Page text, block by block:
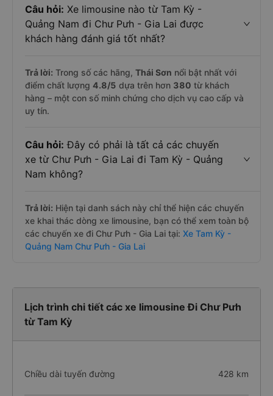
Câu hỏi: Xe limousine nào từ Tam Kỳ -
Quảng Nam đi Chư Pưh - Gia Lai được
khách hàng đánh giá tốt nhất?
Trả lời: Trong số các hãng, Thái Sơn nổi bật nhất với
điểm chất lượng 4.8/5 dựa trên hơn 380 từ khách
hàng – một con số minh chứng cho dịch vụ cao cấp và
uy tín.
Câu hỏi: Đây có phải là tất cả các chuyến
xe từ Chư Pưh - Gia Lai đi Tam Kỳ - Quảng
Nam không?
Trả lời: Hiện tại danh sách này chỉ thể hiện các chuyến
xe khai thác dòng xe limousine, bạn có thể xem toàn bộ
các chuyến xe đi Chư Pưh - Gia Lai tại: Xe Tam Kỳ -
Quảng Nam Chư Pưh - Gia Lai
Lịch trình chi tiết các xe limousine Đi Chư Pưh
từ Tam Kỳ
Chiều dài tuyến đường 428 km